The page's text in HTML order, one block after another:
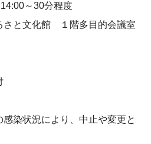
～30分程度
と文化館 １階多目的会議室
染状況により、中止や変更と